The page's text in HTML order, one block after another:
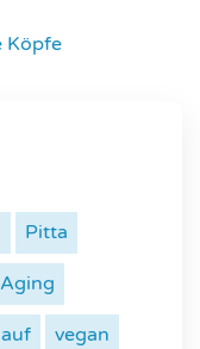
Köpfe
Pitta
vegan